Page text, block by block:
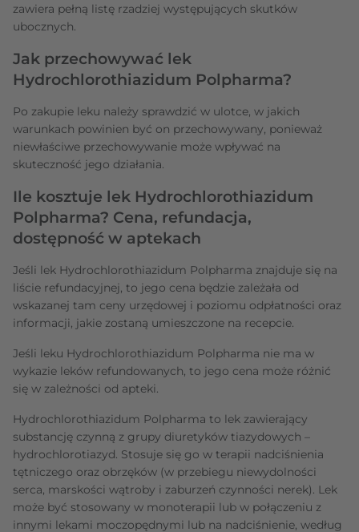
zawiera pełną listę rzadziej występujących skutków
ubocznych.
Jak przechowywać lek
Hydrochlorothiazidum Polpharma?
Po zakupie leku należy sprawdzić w ulotce, w jakich
warunkach powinien być on przechowywany, ponieważ
niewłaściwe przechowywanie może wpływać na
skuteczność jego działania.
Ile kosztuje lek Hydrochlorothiazidum
Polpharma? Cena, refundacja,
dostępność w aptekach
Jeśli lek Hydrochlorothiazidum Polpharma znajduje się na
liście refundacyjnej, to jego cena będzie zależała od
wskazanej tam ceny urzędowej i poziomu odpłatności oraz
informacji, jakie zostaną umieszczone na recepcie.
Jeśli leku Hydrochlorothiazidum Polpharma nie ma w
wykazie leków refundowanych, to jego cena może różnić
się w zależności od apteki.
Hydrochlorothiazidum Polpharma to lek zawierający
substancję czynną z grupy diuretyków tiazydowych –
hydrochlorotiazyd. Stosuje się go w terapii nadciśnienia
tętniczego oraz obrzęków (w przebiegu niewydolności
serca, marskości wątroby i zaburzeń czynności nerek). Lek
może być stosowany w monoterapii lub w połączeniu z
innymi lekami moczopędnymi lub na nadciśnienie, według